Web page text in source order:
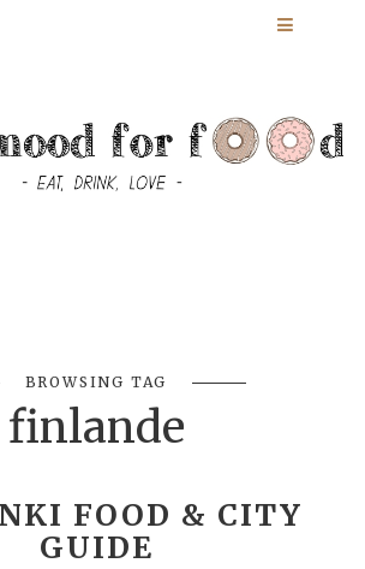
BROWSING TAG
finlande
FOOD & CITY
GUIDE